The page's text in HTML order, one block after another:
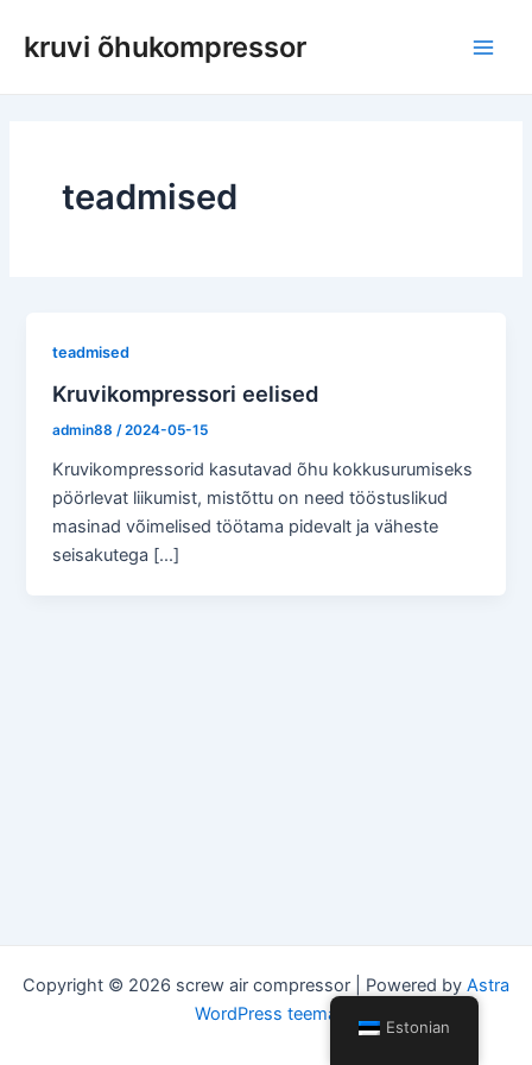
kruvi õhukompressor
teadmised
teadmised
Kruvikompressori eelised
admin88/2024-05-15
Kruvikompressorid kasutavad õhu kokkusurumiseks
pöörlevat liikumist, mistõttu on need tööstuslikud
masinad võimelised töötama pidevalt ja väheste
seisakutega [...]
Copyright © 2026 screw air compressor | Powered by Astra
WordPress teema
Estonian